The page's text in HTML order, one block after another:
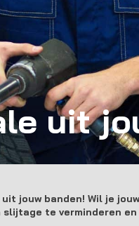
uit
jouw banden! Wil je
te verminderen